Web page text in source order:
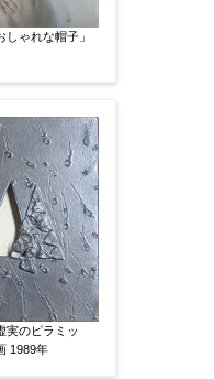
の取扱いについて、同意の
認画面は表示されません）
る 【必須】
けましたらチェックを入
しゃれな帽子」
実のピラミッ
1989年